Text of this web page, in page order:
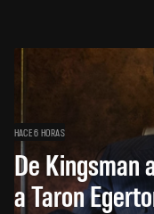
HACE 6 HORAS
De Kingsman
a Taron